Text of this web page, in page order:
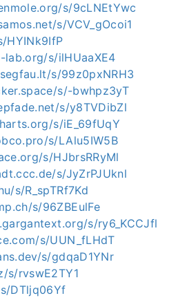
s/9cLNEtYwc
s/VCV_gOcoi1
HYINk9IfP
s/ilHUaaXE4
s/99z0pxNRH3
s/-bwhpz3yT
s/y8TVDibZl
s/iE_69fUqY
s/LAlu5IW5B
s/HJbrsRRyMl
s/JyZrPJUknl
s/R_spTRf7Kd
s/96ZBEulFe
s/ry6_KCCJfl
s/UUN_fLHdT
s/gdqaD1YNr
s/rvswE2TY1
DTljq06Yf